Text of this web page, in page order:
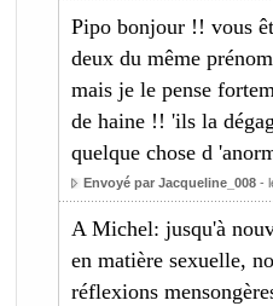
Pipo bonjour !! vous
deux du même
mais je le pense
de haine !! 'ils la
quelque chose d
Envoyé par Jacqueline_008-
A Michel: jusqu'à
en matière sexuelle,
réflexions